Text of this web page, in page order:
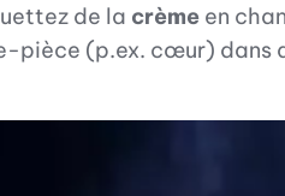
de la crème en
(p.ex. cœur) dans